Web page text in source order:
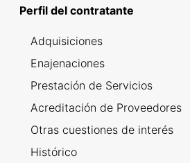
Perfil del contratante
Adquisiciones
Enajenaciones
Prestación de Servicios
Acreditación de Proveedores
Otras cuestiones de interés
Histórico